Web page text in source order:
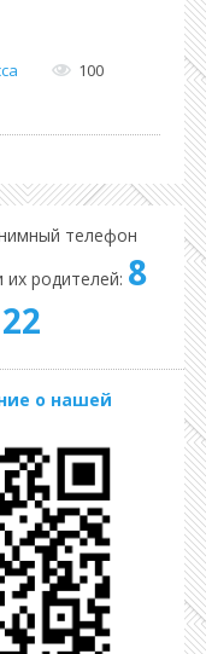
100
телефон
родителей: 8
о нашей